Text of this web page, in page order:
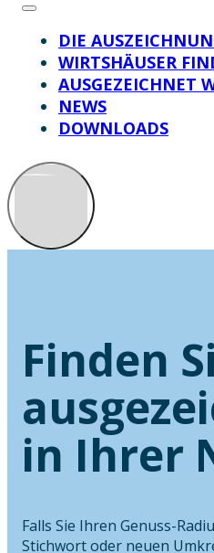
DIE
WIRTSHÄUSER
AUSGEZEICHNET
NEWS
DOWNLOADS
Finden
in Ihrer
Falls Sie Ihren Genuss-
Stichwort oder neuen